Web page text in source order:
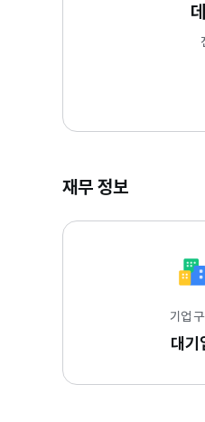
재무 정보
기업
대기